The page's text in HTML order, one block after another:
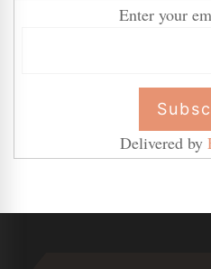
Enter your
Delivered by